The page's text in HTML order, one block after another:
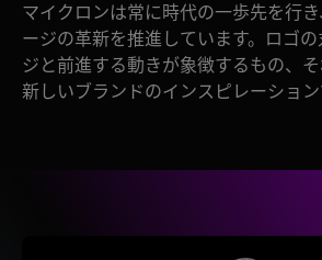
マイクロンは常に時代の一歩先を行
ージの革新を推進しています。ロゴ
ジと前進する動きが象徴するもの、
新しいブランドのインスピレーション